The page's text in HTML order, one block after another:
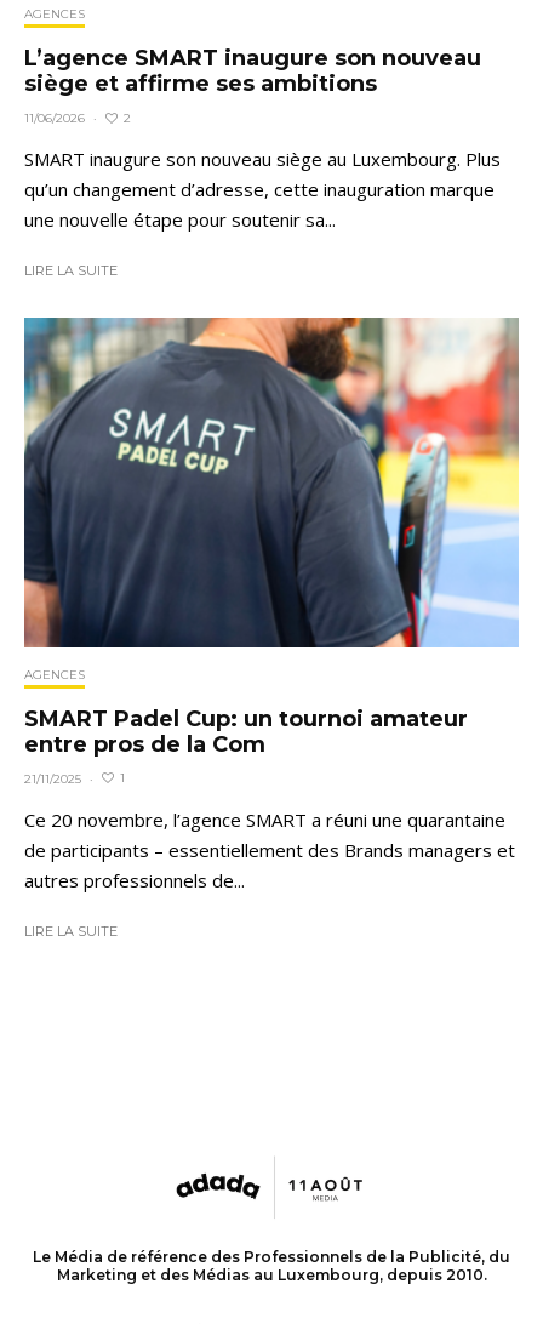
AGENCES
L’agence SMART inaugure son nouveau
siège et affirme ses ambitions
11/06/2026 · 2
SMART inaugure son nouveau siège au Luxembourg. Plus
qu’un changement d’adresse, cette inauguration marque
une nouvelle étape pour soutenir sa...
LIRE LA SUITE
AGENCES
SMART Padel Cup: un tournoi amateur
entre pros de la Com
21/11/2025 · 1
Ce 20 novembre, l’agence SMART a réuni une quarantaine
de participants – essentiellement des Brands managers et
autres professionnels de...
LIRE LA SUITE
Le Média de référence des Professionnels de la Publicité, du
Marketing et des Médias au Luxembourg, depuis 2010.